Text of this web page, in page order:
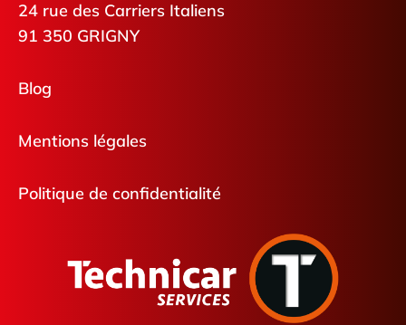
24 rue des Carriers Italiens
91 350 GRIGNY
Blog
Mentions légales
Politique de confidentialité